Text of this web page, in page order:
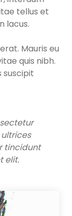
tellus et
lacus.
Mauris eu
quis nibh.
suscipit
tincidunt
elit.